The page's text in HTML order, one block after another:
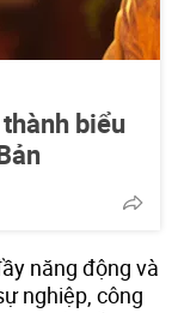
biểu
năng động và
nghiệp, công